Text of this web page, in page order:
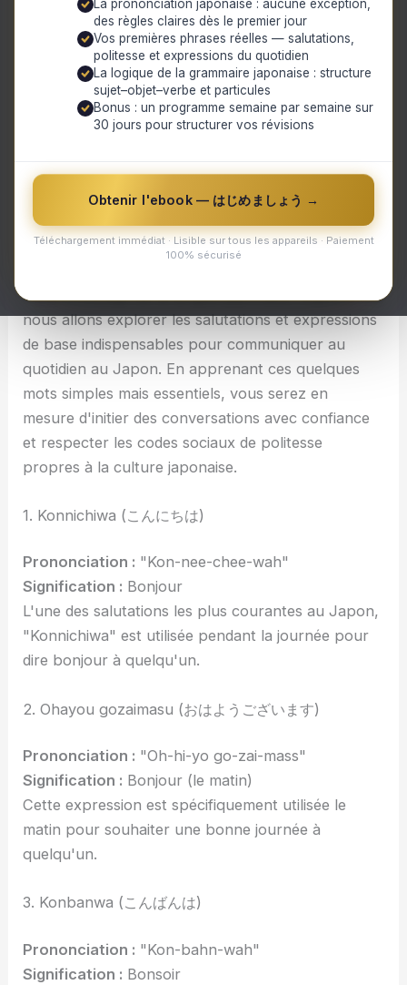
La prononciation japonaise : aucune exception,
des règles claires dès le premier jour
Vos premières phrases réelles — salutations,
politesse et expressions du quotidien
La logique de la grammaire japonaise : structure
sujet–objet–verbe et particules
Bonus : un programme semaine par semaine sur
30 jours pour structurer vos révisions
Obtenir l'ebook — はじめましょう →
Téléchargement immédiat · Lisible sur tous les appareils · Paiement
100% sécurisé
Les 5 expressions incontournables pour se saluer
en japonais : un guide pratique pour débutants !
1. Konnichiwa (こんにちは)
2. Ohayou gozaimasu (おはようございます)
3. Konbanwa (こんばんは)
4. Arigatou gozaimasu (ありがとうございます)
5. Sayounara (さようなら)
Les 5 expressions incontournables pour se saluer
en japonais : un guide pratique pour débutants !
Bienvenue sur Hattonihongo, où nous vous
l'apprentissage de la langue japonaise. Aujourd'hui,
nous allons explorer les salutations et expressions
de base indispensables pour communiquer au
quotidien au Japon. En apprenant ces quelques
mots simples mais essentiels, vous serez en
mesure d'initier des conversations avec confiance
et respecter les codes sociaux de politesse
propres à la culture japonaise.
1. Konnichiwa (こんにちは)
Prononciation : "Kon-nee-chee-wah"
Signification : Bonjour
L'une des salutations les plus courantes au Japon,
"Konnichiwa" est utilisée pendant la journée pour
dire bonjour à quelqu'un.
2. Ohayou gozaimasu (おはようございます)
Prononciation : "Oh-hi-yo go-zai-mass"
Signification : Bonjour (le matin)
Cette expression est spécifiquement utilisée le
matin pour souhaiter une bonne journée à
quelqu'un.
3. Konbanwa (こんばんは)
Prononciation : "Kon-bahn-wah"
Signification : Bonsoir